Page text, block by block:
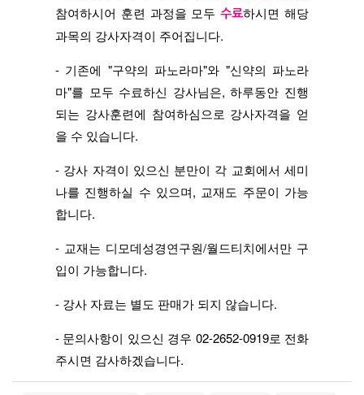
참여하시어 훈련 과정을 모두 수료하시면 해당
과목의 강사자격이 주어집니다.
- 기존에 "구약의 파노라마"와 "신약의 파노라
마"를 모두 수료하신 강사님은, 하루동안 진행
되는 강사훈련에 참여하심으로 강사자격을 얻
을 수 있습니다.
- 강사 자격이 있으신 분만이 각 교회에서 세미
나를 진행하실 수 있으며, 교재도 주문이 가능
합니다.
- 교재는 디모데성경연구원/월드티치에서만 구
입이 가능합니다.
- 강사 자료는 별도 판매가 되지 않습니다.
- 문의사항이 있으신 경우 02-2652-0919로 전화
주시면 감사하겠습니다.